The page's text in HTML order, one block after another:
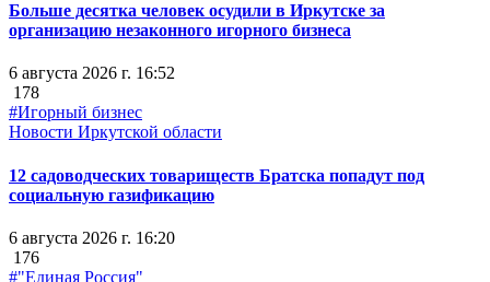
Больше десятка человек осудили в Иркутске за
организацию незаконного игорного бизнеса
6 августа 2026 г. 16:52
178
#Игорный бизнес
Новости Иркутской области
12 садоводческих товариществ Братска попадут под
социальную газификацию
6 августа 2026 г. 16:20
176
#"Единая Россия"